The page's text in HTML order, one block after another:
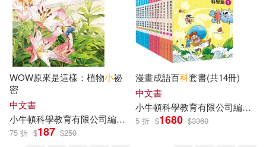
選
展開
作者 (可複選)
小牛頓科學教育有限公司編輯團隊
出版社 (可複選)
WOW原來是這樣：植物小祕
密
中文書
小牛頓科學教育有限公司編輯 團隊 藍色夢境動漫工作室
75 折 $187 $250
漫畫成語百科套書(共14冊)
中文書
小牛頓科學教育有限公司編輯
5 折 $1680 $3360